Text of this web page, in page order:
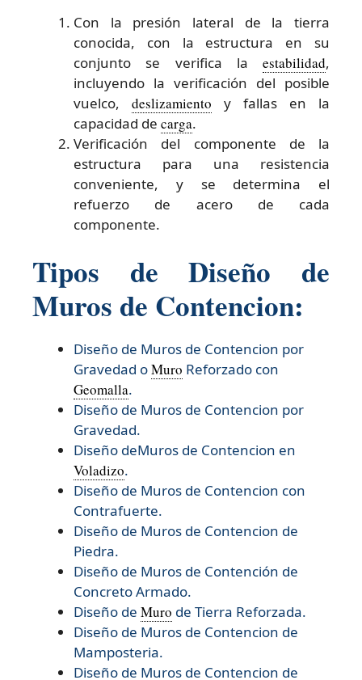
Con la presión lateral de la tierra
conocida, con la estructura en su
conjunto se verifica la estabilidad,
incluyendo la verificación del posible
vuelco, deslizamiento y fallas en la
capacidad de carga.
Verificación del componente de la
estructura para una resistencia
conveniente, y se determina el
refuerzo de acero de cada
componente.
Tipos de Diseño de
Muros de Contencion:
Diseño de Muros de Contencion por
Gravedad oMuro Reforzado con
Geomalla.
Diseño de Muros de Contencion por
Gravedad.
Diseño deMuros de Contencion en
Voladizo.
Diseño de Muros de Contencion con
Contrafuerte.
Diseño de Muros de Contencion de
Piedra.
Diseño de Muros de Contención de
Concreto Armado.
Diseño de Muro de Tierra Reforzada.
Diseño de Muros de Contencion de
Mamposteria.
Diseño de Muros de Contencion de